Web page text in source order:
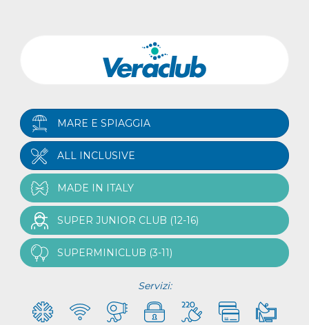
MARE E SPIAGGIA
ALL INCLUSIVE
MADE IN ITALY
SUPER JUNIOR CLUB (12-16)
SUPERMINICLUB (3-11)
Servizi: